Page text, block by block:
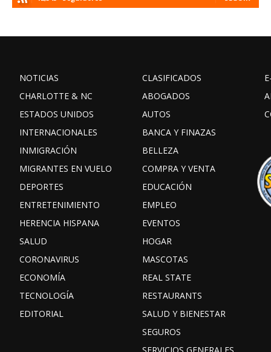
NOTICIAS
CHARLOTTE & NC
ESTADOS UNIDOS
INTERNACIONALES
INMIGRACIÓN
MIGRANTES EN VUELO
DEPORTES
ENTRETENIMIENTO
HERENCIA HISPANA
SALUD
CORONAVIRUS
ECONOMÍA
TECNOLOGÍA
EDITORIAL
CLASIFICADOS
ABOGADOS
AUTOS
BANCA Y FINAZAS
BELLEZA
COMPRA Y VENTA
EDUCACIÓN
EMPLEO
EVENTOS
HOGAR
MASCOTAS
REAL STATE
RESTAURANTS
SALUD Y BIENESTAR
SEGUROS